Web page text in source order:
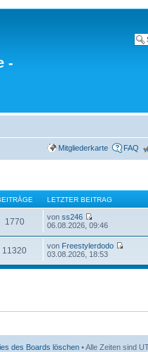
-
Mitgliederkarte FAQ
LETZTER BEITRAG
1770 vonss246
06.08.2026, 09:46
11320 von Freestylerdodo
03.08.2026, 18:53
des Boards löschen • Alle Zeiten sind